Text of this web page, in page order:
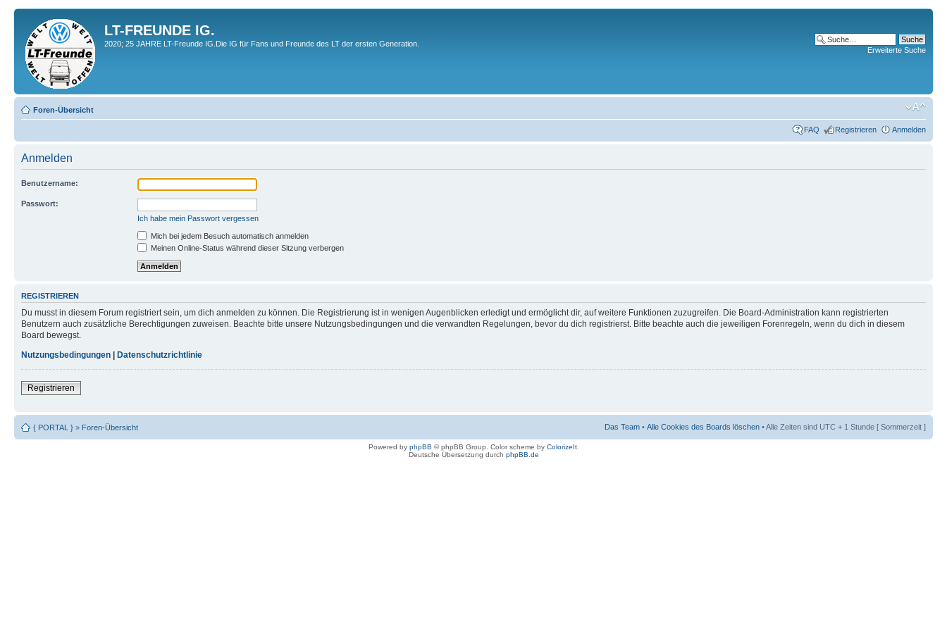
LT-FREUNDE IG.
2020; 25 JAHRE LT-Freunde IG.Die IG für Fans und Freunde des LT der ersten Generation.
Erweiterte Suche
Foren-Übersicht
FAQ Registrieren Anmelden
Anmelden
Benutzername:
Passwort:
Ich habe mein Passwort vergessen
Mich bei jedem Besuch automatisch anmelden
Meinen Online-Status während dieser Sitzung verbergen
REGISTRIEREN
Du musst in diesem Forum registriert sein, um dich anmelden zu können. Die Registrierung ist in wenigen Augenblicken erledigt und ermöglicht dir, auf weitere Funktionen zuzugreifen. Die Board-Administration kann registrierten
Benutzern auch zusätzliche Berechtigungen zuweisen. Beachte bitte unsere Nutzungsbedingungen und die verwandten Regelungen, bevor du dich registrierst. Bitte beachte auch die jeweiligen Forenregeln, wenn du dich in diesem
Board bewegst.
Nutzungsbedingungen | Datenschutzrichtlinie
Registrieren
{ PORTAL } » Foren-Übersicht Das Team • Alle Cookies des Boards löschen • Alle Zeiten sind UTC + 1 Stunde [ Sommerzeit ]
Powered by phpBB © phpBB Group. Color scheme by ColorizeIt.
Deutsche Übersetzung durch phpBB.de